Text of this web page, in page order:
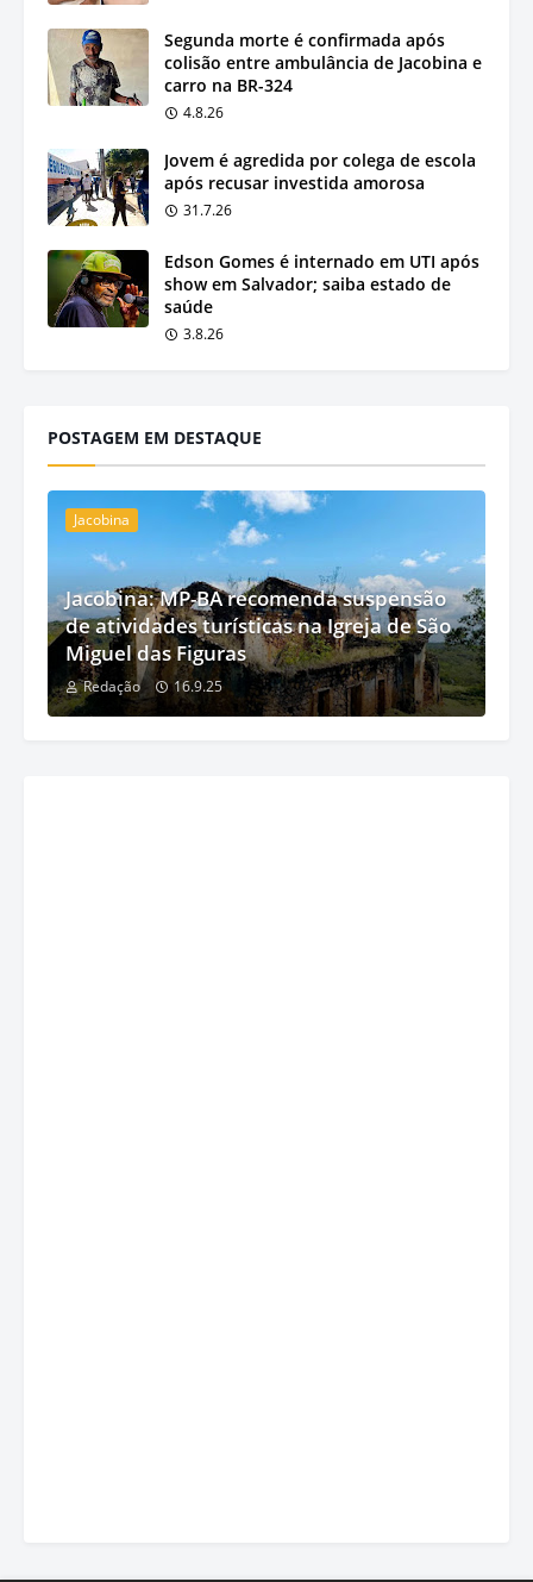
Segunda morte é confirmada após
colisão entre ambulância de Jacobina e
carro na BR-324
4.8.26
Jovem é agredida por colega de escola
após recusar investida amorosa
31.7.26
Edson Gomes é internado em UTI após
show em Salvador; saiba estado de
saúde
3.8.26
POSTAGEM EM DESTAQUE
Jacobina
Jacobina: MP-BA recomenda suspensão
de atividades turísticas na Igreja de São
Miguel das Figuras
Redação 16.9.25